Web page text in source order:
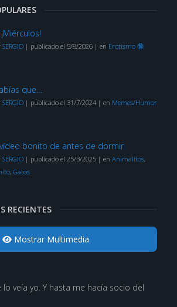
SERGIO| publicado el 5/8/2026| en Erotismo 🔞
que…
SERGIO| publicado el 31/7/2024| en Memes/Humor
bonito de antes de dormir
SERGIO| publicado el 25/3/2025| en Animalitos,
, Gatos
RECIENTES
Mostrar Multimedia
veía yo. Y hasta me hacía socio del